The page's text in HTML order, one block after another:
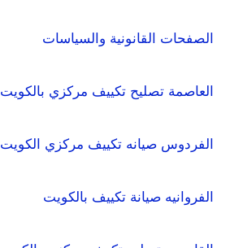
الصفحات القانونية والسياسات
العاصمة تصليح تكييف مركزي بالكويت
الفردوس صيانه تكييف مركزي الكويت
الفروانيه صيانة تكييف بالكويت